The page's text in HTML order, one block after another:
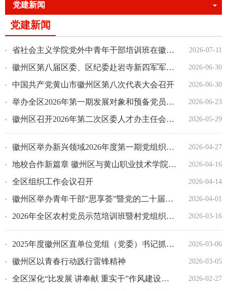
党建新闻
党建新闻
2026-07-11
省社会主义学院党外中青年干部培训班在徽州区委党校举办
2026-06-30
徽州区第八届区委、区纪委赴岩寺新四军军部旧址纪念馆开展重温入党誓词活动
2026-06-30
中国共产党黄山市徽州区第八次代表大会召开
2026-06-23
举办全区2026年第一期发展对象和预备党员集中培训班
2026-05-29
徽州区召开2026年第二次区委人才办主任会议暨地校合作推进会
2026-04-27
徽州区举办新兴领域2026年度第一期党组织书记培训班
2026-04-16
地校合作新篇章 徽州区与黄山职业技术学院开展座谈交流会
2026-04-14
全区组织工作会议召开
2026-04-01
徽州区举办青年干部“思享荟”暨党的二十届四中全会精神专题培训班
2026-03-16
2026年全区农村党员示范培训班暨村党组织书记进修班开班
2026-03-06
2025年度徽州区直单位党组（党委）书记抓基层党建工作述职评议会召开
2026-03-05
徽州区以青春行动践行雷锋精神
2026-02-27
全区深化“比发展 讲奉献 重实干”作风建设推进会召开